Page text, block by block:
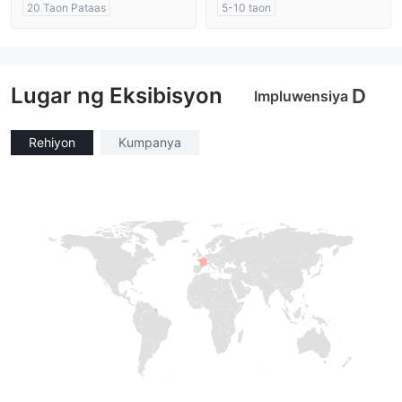
20 Taon Pataas
5-10 taon
Lugar ng Eksibisyon Impluwensiya D
Rehiyon Kumpanya